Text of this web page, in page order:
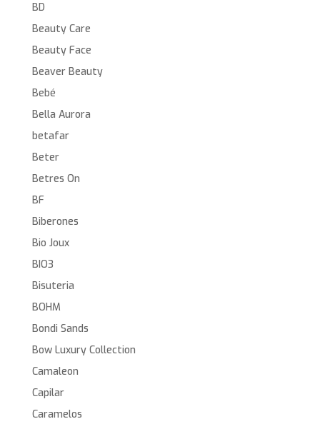
BD
Beauty Care
Beauty Face
Beaver Beauty
Bebé
Bella Aurora
betafar
Beter
Betres On
BF
Biberones
Bio Joux
BIO3
Bisuteria
BOHM
Bondi Sands
Bow Luxury Collection
Camaleon
Capilar
Caramelos